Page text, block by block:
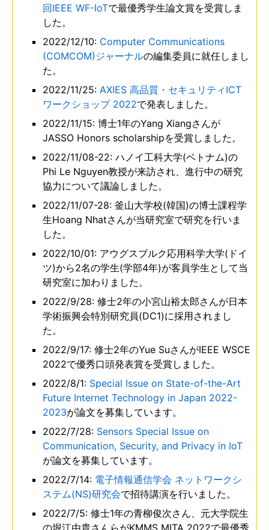
回IEEE WF-IoTで最優秀学生論文賞を受賞しま
した。
2022/12/10: Computer Communications
(COMCOM)ジャーナルの編集委員に就任しまし
た。
2022/11/25: AXIES 高品質・セキュリティICT
ワークショップ 2022で発表しました。
2022/11/15: 博士1年のYang Xiangさんが
JASSO Honors scholarshipを受賞しました。
2022/11/08-22: ハノイ工科大学(ベトナム)の
Phi Le Nguyen教授が来訪され、進行中の研究
協力について議論しました。
2022/11/07-28: 釜山大学校(韓国)の博士課程学
生Hoang Nhatさんが当研究室で研究を行いま
した。
2022/10/01: アウグスブルク応用科学大学(ドイ
ツ)から2名の学生(学部4年)が客員学生として当
研究室に加わりました。
2022/9/28: 修士2年の小宮山裕太郎さんが日本
学術振興会特別研究員(DC1)に採用されまし
た。
2022/9/17: 修士2年のYue SuさんがIEEE WSCE
2022で優秀口頭発表賞を受賞しました。
2022/8/1: Special Issue on State-of-the-Art
Future Internet Technology in Japan 2022-
2023が論文を募集しています。
2022/7/28: Sensors Special Issue on
Communication, Security, and Privacy in IoT
が論文を募集しています。
2022/7/14: 電子情報通信学会 ネットワークシ
ステム(NS)研究会で招待講演を行いました。
2022/7/5: 修士1年の青柳俊次さん、元大学院生
の堀江由貴さんらがKMMS MITA 2022で最優秀